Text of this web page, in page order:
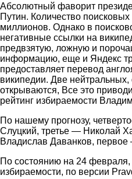
Абсолютный фаворит
Путин. Количество
миллионов. Однако в
негативные ссылки на
предвзятую, ложную и
информацию, еще и Яндекс
предоставляет перевод
википедии. Две
открываются, Все это
рейтинг избираемости
По нашему прогнозу,
Слуцкий, третье — Николай
Владислав Даванков,
По состоянию на 24 февраля,
избираемости, по версии